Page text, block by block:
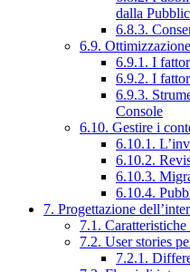
dalla
6.8.3.
6.9.
6.9.1. I
6.9.2. I
6.9.3.
Console
6.10. Gestire i
6.10.1.
6.10.2.
6.10.3.
6.10.4.
7. Progettazione
7.1.
7.2. User stories
7.2.1.